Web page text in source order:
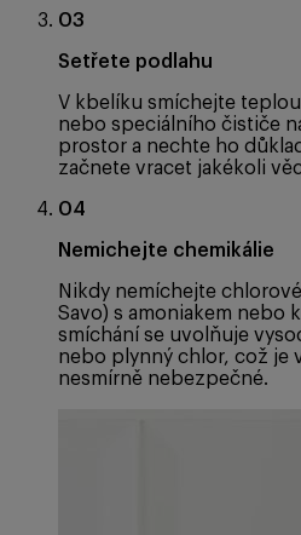
03
Setřete podlahu
V kbelíku smíchejte
nebo speciálního čističe
prostor a nechte ho
začnete vracet jakékoli
04
Nemichejte chemikálie
Nikdy nemíchejte
Savo) s amoniakem nebo
smíchání se uvolňuje
nebo plynný chlor, což je
nesmírně nebezpečné.